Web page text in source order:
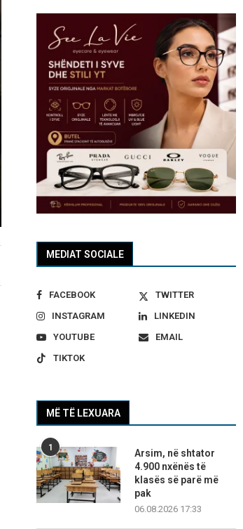
MEDIAT SOCIALE
FACEBOOK
TWITTER
INSTAGRAM
LINKEDIN
YOUTUBE
EMAIL
TIKTOK
MË TË LEXUARA
1
Arsim, në shtator
4.900 nxënës të
klasës së parë më
pak
06.08.2026 17:33